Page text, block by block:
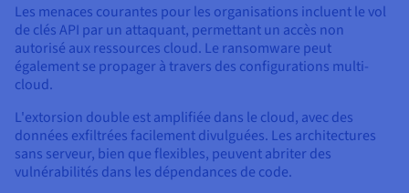
Les menaces courantes pour les organisations incluent le vol
de clés API par un attaquant, permettant un accès non
autorisé aux ressources cloud. Le ransomware peut
également se propager à travers des configurations multi-
cloud.
L'extorsion double est amplifiée dans le cloud, avec des
données exfiltrées facilement divulguées. Les architectures
sans serveur, bien que flexibles, peuvent abriter des
vulnérabilités dans les dépendances de code.